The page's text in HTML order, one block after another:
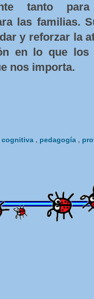
tanto
las familias.
y reforzar la
en lo que los
nos importa.
cognitiva , pedagogía ,